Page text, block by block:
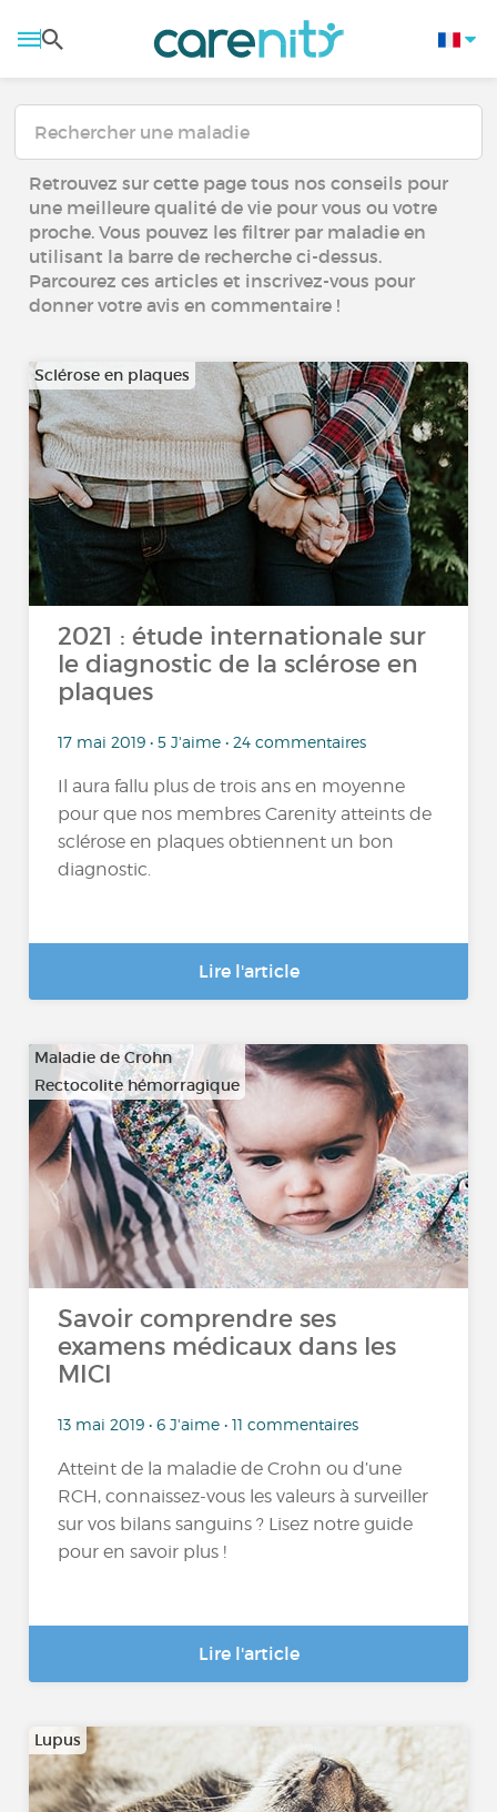
Retrouvez sur cette page tous nos conseils pour
une meilleure qualité de vie pour vous ou votre
proche. Vous pouvez les filtrer par maladie en
utilisant la barre de recherche ci-dessus.
Parcourez ces articles et inscrivez-vous pour
donner votre avis en commentaire !
Sclérose en plaques
2021 : étude internationale sur
le diagnostic de la sclérose en
plaques
17 mai 2019 • 5 J'aime • 24 commentaires
Il aura fallu plus de trois ans en moyenne
pour que nos membres Carenity atteints de
sclérose en plaques obtiennent un bon
diagnostic.
Lire l'article
Maladie de Crohn
Rectocolite hémorragique
Savoir comprendre ses
examens médicaux dans les
MICI
13 mai 2019 • 6 J'aime • 11 commentaires
Atteint de la maladie de Crohn ou d’une
RCH, connaissez-vous les valeurs à surveiller
sur vos bilans sanguins ? Lisez notre guide
pour en savoir plus !
Lire l'article
Lupus